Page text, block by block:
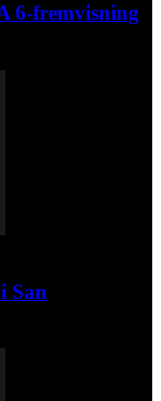
6-fremvisning
San